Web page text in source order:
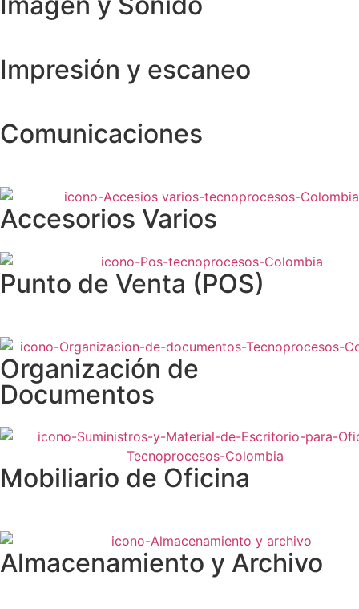
Impresión y escaneo
Comunicaciones
Accesorios Varios
Punto de Venta (POS)
Organización de
Documentos
Mobiliario de Oficina
Almacenamiento y Archivo